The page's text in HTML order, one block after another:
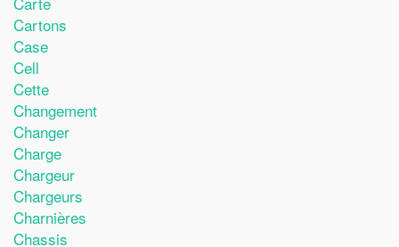
Cartons
Case
Cell
Cette
Changement
Changer
Charge
Chargeur
Chargeurs
Charnières
Chassis